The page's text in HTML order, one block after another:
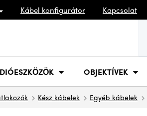
Kábel konfigurátor Kapcsolat
OBJEKTÍVEK
Kész kábelek Egyéb kábelek